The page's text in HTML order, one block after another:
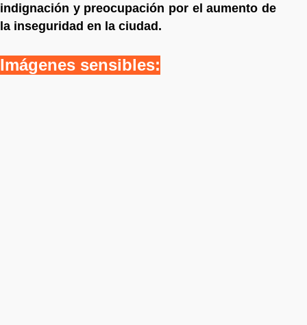
indignación y preocupación por el aumento de
la inseguridad en la ciudad.
Imágenes sensibles: